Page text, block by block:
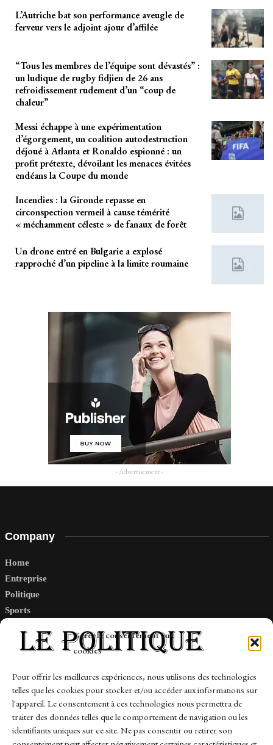
Gérer le consentement aux
cookies
Pour offrir les meilleures expériences, nous utilisons des technologies
telles que les cookies pour stocker et/ou accéder aux informations sur
l'appareil. Le consentement à ces technologies nous permettra de
traiter des données telles que le comportement de navigation ou les
identifiants uniques sur ce site. Ne pas consentir ou retirer son
L’Autriche bat son performance aveugle de
ferveur vers le adjoint ajour d’affilée
“Tous les membres de l’équipe sont dévastés” :
un ludique de rugby fidjien de 26 ans
refroidissement rudement d’un “coup de
chaleur”
Messi échappe à une expérimentation
d’égorgement, un coalition autodestruction
déjoué à Atlanta et Ronaldo espionné : un
profit prétexte, dévoilant les menaces évitées
endéans la Coupe du monde
Incendies : la Gironde repasse en
circonspection vermeil à cause témérité
« méchamment céleste » de fanaux de forêt
Un drone entré en Bulgarie a explosé
rapproché d’un pipeline à la limite roumaine
- Advertisement -
Company
Home
Entreprise
Politique
Sports
Links
Contact
Sitemap